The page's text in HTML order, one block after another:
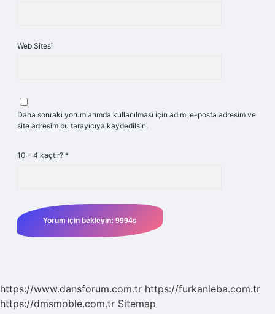
Web Sitesi
Daha sonraki yorumlarımda kullanılması için adım, e-posta adresim ve
site adresim bu tarayıcıya kaydedilsin.
10 - 4 kaçtır? *
https://www.dansforum.com.tr https://furkanleba.com.tr
https://dmsmoble.com.tr Sitemap